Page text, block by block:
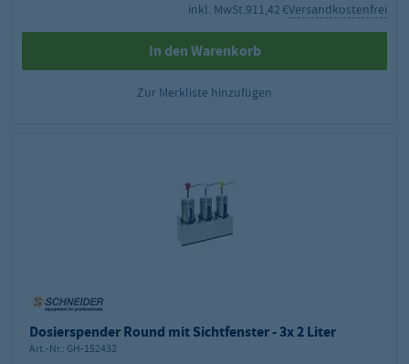
inkl. MwSt.911,42 €Versandkostenfrei
In den Warenkorb
Zur Merkliste hinzufügen
Dosierspender Round mit Sichtfenster - 3x 2 Liter
Art.-Nr.: GH-152432